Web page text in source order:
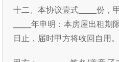
十二、本协议壹式_____份
_____年申明：本房屋出
日止，届时甲方将收回自用。